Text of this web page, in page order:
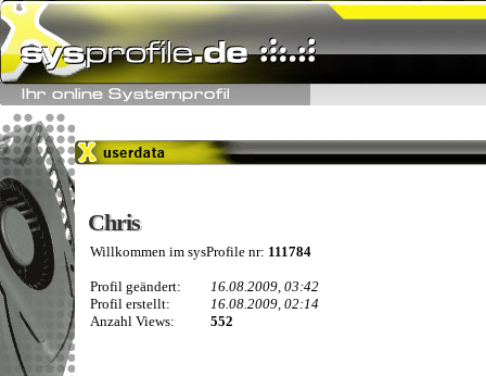
Chris
Chris
Willkommen im sysProfile nr: 111784
Profil geändert:
16.08.2009, 03:42
Profil erstellt:
16.08.2009, 02:14
Anzahl Views:
552